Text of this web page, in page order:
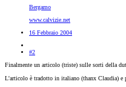
Bergamo
www.calvizie.net
16 Febbraio 2004
#2
Finalmente un articolo (triste) sulle sorti della
L'articolo è tradotto in italiano (thanx Claudia) e